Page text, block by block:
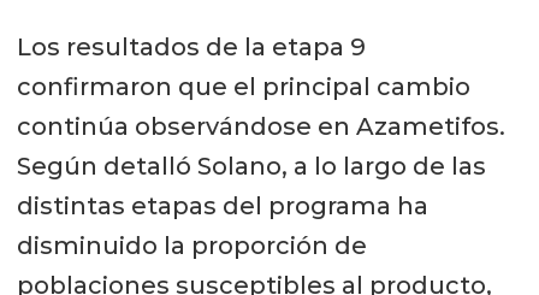
Los resultados de la etapa 9
confirmaron que el principal cambio
continúa observándose en Azametifos.
Según detalló Solano, a lo largo de las
distintas etapas del programa ha
disminuido la proporción de
poblaciones susceptibles al producto,